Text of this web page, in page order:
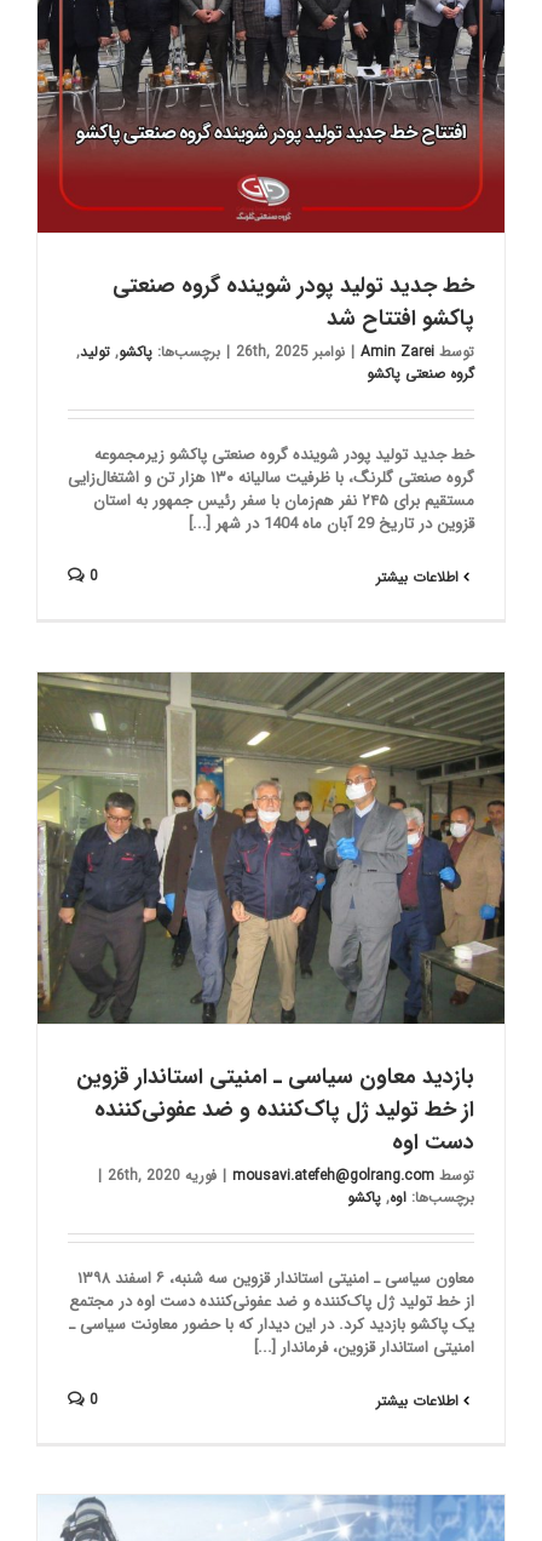
خط جدید تولید پودر شوینده گروه صنعتی
پاکشو افتتاح شد
توسط Amin Zarei
| نوامبر 26th, 2025 | برچسب‌ها: پاکشو, تولید,
گروه صنعتی پاکشو
خط جدید تولید پودر شوینده گروه صنعتی پاکشو زیرمجموعه
گروه صنعتی گلرنگ، با ظرفیت سالیانه ۱۳۰ هزار تن و اشتغال‌زایی
مستقیم برای ۲۴۵ نفر هم‌زمان با سفر رئیس جمهور به استان
قزوین در تاریخ 29 آبان ماه 1404 در شهر [...]
اطلاعات بیشتر 0
بازدید معاون سیاسی ـ امنیتی استاندار قزوین
از خط تولید ژل پاک‌کننده و ضد عفونی‌کننده
دست اوه
توسط mousavi.atefeh@golrang.com
| فوریه 26th, 2020
|
برچسب‌ها: اوه, پاکشو
معاون سیاسی ـ امنیتی استاندار قزوین سه شنبه، ۶ اسفند ۱۳۹۸
از خط تولید ژل پاک‌کننده و ضد عفونی‌کننده دست اوه در مجتمع
یک پاکشو بازدید کرد. در این دیدار که با حضور معاونت سیاسی ـ
امنیتی استاندار قزوین، فرماندار [...]
اطلاعات بیشتر 0